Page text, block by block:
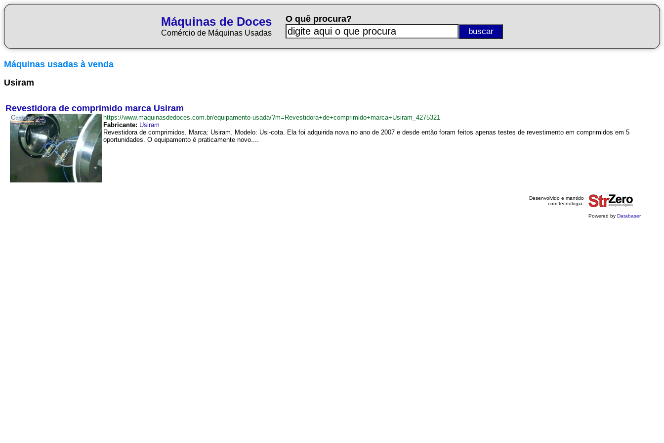
Máquinas de Doces
Comércio de Máquinas Usadas
O quê procura?
Máquinas usadas à venda
Usiram
Revestidora de comprimido marca Usiram
https://www.maquinasdedoces.com.br/equipamento-usada/?m=Revestidora+de+comprimido+marca+Usiram_4275321
Fabricante: Usiram
Revestidora de comprimidos. Marca: Usiram. Modelo: Usi-cota. Ela foi adquirida nova no ano de 2007 e desde então foram feitos apenas testes de revestimento em comprimidos em 5
oportunidades. O equipamento é praticamente novo....
Desenvolvido e mantido
com tecnologia:
Powered by Databaser